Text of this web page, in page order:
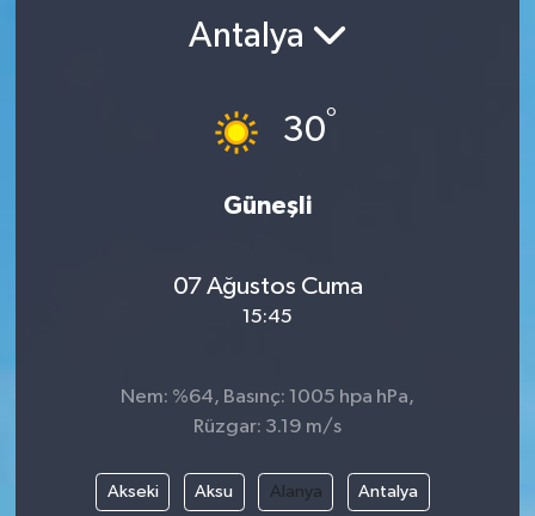
Antalya
30°
Güneşli
07 Ağustos Cuma
15:45
Nem: %64, Basınç: 1005 hpa hPa,
Rüzgar: 3.19 m/s
Akseki Aksu Alanya Antalya
Bilim, Teknoloji